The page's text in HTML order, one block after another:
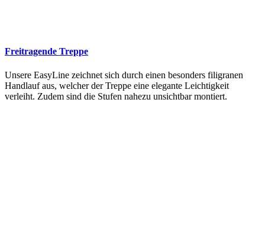
Freitragende Treppe
Unsere EasyLine zeichnet sich durch einen besonders filigranen
Handlauf aus, welcher der Treppe eine elegante Leichtigkeit
verleiht. Zudem sind die Stufen nahezu unsichtbar montiert.